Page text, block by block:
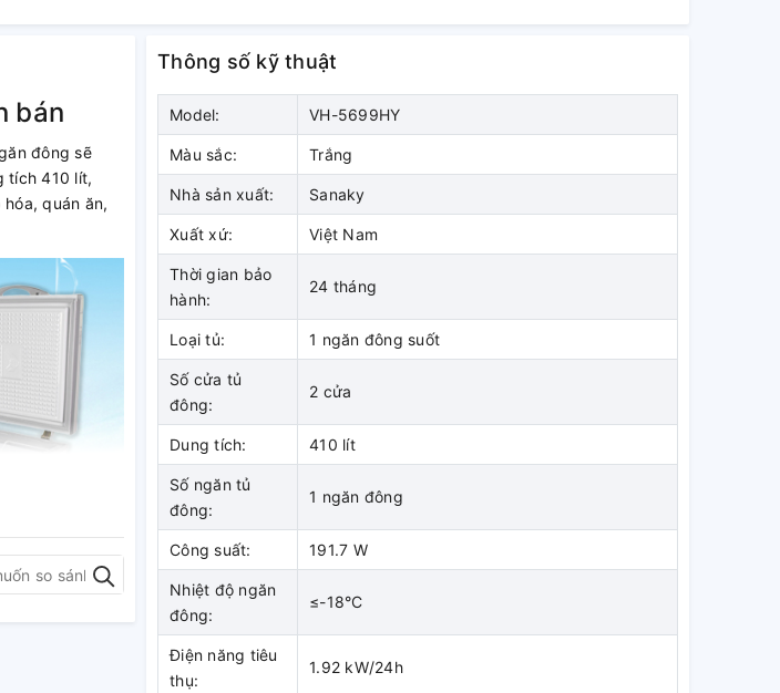
bán
đông sẽ
tích 410 lít,
quán ăn,
Thông số kỹ thuật
Model: VH-5699HY
Màu sắc: Trắng
Nhà sản xuất: Sanaky
Xuất xứ: Việt Nam
Thời gian bảo
hành:
24 tháng
Loại tủ: 1 ngăn đông suốt
Số cửa tủ
đông:
2 cửa
Dung tích: 410 lít
Số ngăn tủ
đông:
1 ngăn đông
Công suất: 191.7 W
Nhiệt độ ngăn
đông:
≤-18°C
Điện năng tiêu
thụ:
1.92 kW/24h